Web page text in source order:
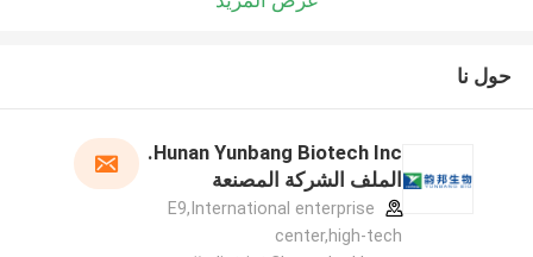
حول نا
Hunan Yunbang Biotech Inc.
الملف الشركة المصنعة
E9,International enterprise
center,high-tech